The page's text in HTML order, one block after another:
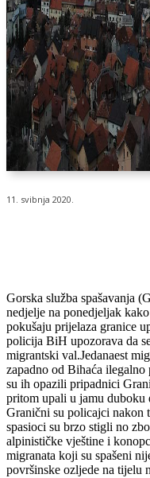
11. svibnja 2020.
Gorska služba spašavanja
nedjelje na ponedjeljak
pokušaju prijelaza granice
policija BiH upozorava da
migrantski val.Jedanaest
zapadno od Bihaća
su ih opazili pripadnici
pritom upali u jamu duboku
Granični su policajci nakon
spasioci su brzo stigli no
alpinističke vještine i
migranata koji su spašeni
površinske ozljede na tijelu